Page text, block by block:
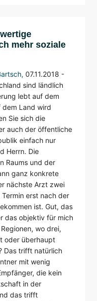
mehr soziale
, 07.11.2018 -
sind ländlich
lebt auf dem
Land wird
Sie sich die
auch der öffentliche
einfach nur
Herrn. Die
Raums und der
ganz konkrete
nächste Arzt zwei
erst nach der
ist. Gut, das
das objektiv für mich
wo drei,
oder überhaupt
Das trifft natürlich
mit wenig
die kein
in der
das trifft